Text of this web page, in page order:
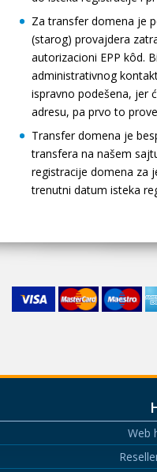
Za transfer domena je
(starog) provajdera
autorizacioni EPP kôd.
administrativnog
ispravno podešena, jer
adresu, pa prvo to
Transfer domena je
transfera na našem
registracije domena za
trenutni datum isteka
Web